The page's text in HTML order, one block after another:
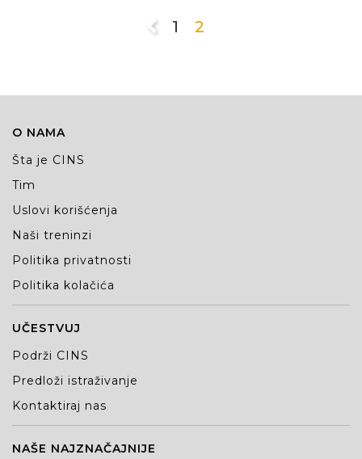
1 2
O NAMA
Šta je CINS
Tim
Uslovi korišćenja
Naši treninzi
Politika privatnosti
Politika kolačića
UČESTVUJ
Podrži CINS
Predloži istraživanje
Kontaktiraj nas
NAŠE NAJZNAČAJNIJE